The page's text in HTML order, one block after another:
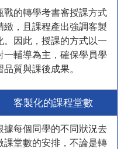
戰的轉學考書審授課方式
緻，且課程產出強調客製
。因此，授課的方式以一
一輔導為主，確保學員學
品質與課後成果。
客製化的課程堂數
據每個同學的不同狀況去
課堂數的安排，不論是轉